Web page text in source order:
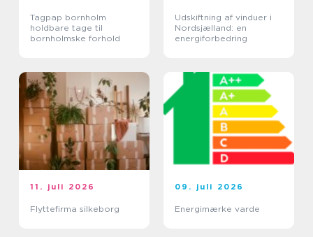
Tagpap bornholm
holdbare tage til
bornholmske forhold
Udskiftning af vinduer i
Nordsjælland: en
energiforbedring
11. juli 2026
Flyttefirma silkeborg
09. juli 2026
Energimærke varde